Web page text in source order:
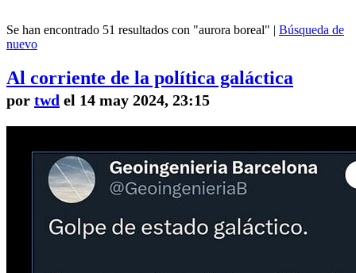
Se han encontrado 51 resultados con "aurora boreal" | Búsqueda de
nuevo
Al corriente de la política galáctica
por twd el 14 may 2024, 23:15